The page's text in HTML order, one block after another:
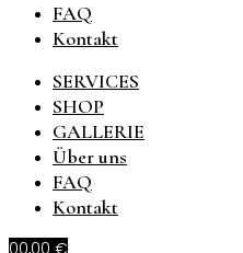
FAQ
Kontakt
SERVICES
SHOP
GALLERIE
Über uns
FAQ
Kontakt
00,00 €